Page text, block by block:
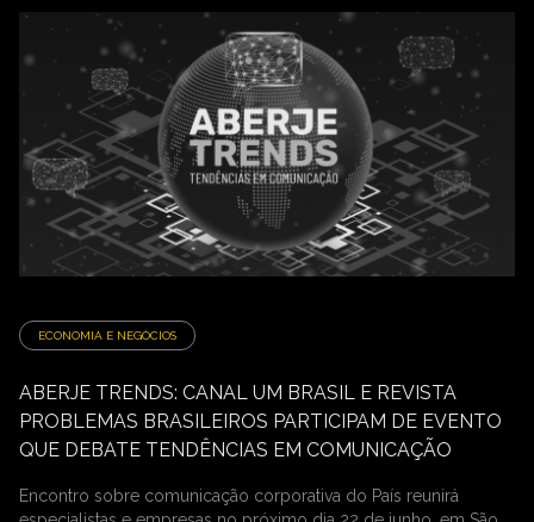
ECONOMIA E NEGÓCIOS
ABERJE TRENDS: CANAL UM BRASIL E REVISTA
PROBLEMAS BRASILEIROS PARTICIPAM DE EVENTO
QUE DEBATE TENDÊNCIAS EM COMUNICAÇÃO
Encontro sobre comunicação corporativa do País reunirá